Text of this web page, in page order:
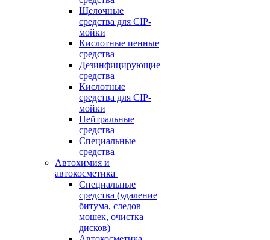
Щелочные
средства для CIP-
мойки
Кислотные пенные
средства
Дезинфицирующие
средства
Кислотные
средства для CIP-
мойки
Нейтральные
средства
Специальные
средства
Автохимия и
автокосметика
Специальные
средства (удаление
битума, следов
мошек, очистка
дисков)